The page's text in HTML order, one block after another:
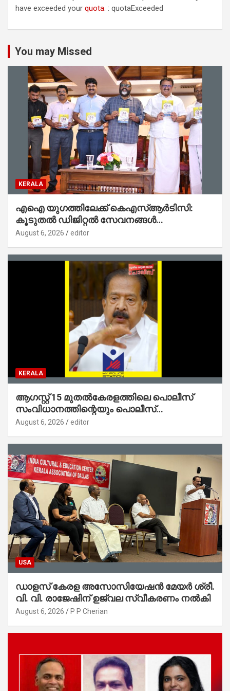
have exceeded your quota . : quotaExceeded
You may Missed
KERALA
എഐ യുഗത്തിലേക്ക് കെഎസ്ആർടിസി:
കൂടുതൽ ഡിജിറ്റൽ സേവനങ്ങൾ
ജനങ്ങളിലേക്കെത്തിക്കും – മന്ത്രി സി പി
August 6, 2026 editor
KERALA
ആഗസ്റ്റ് 15 മുതല്‍കേരളത്തിലെ പൊലീസ്
സംവിധാനത്തിന്റെയും പൊലീസ്
സ്റ്റേഷനുകളുടെയും മുഖഛായ മാറുകയാണ് :
August 6, 2026 editor
USA
ഡാളസ് കേരള അസോസിയേഷൻ മേയർ ശ്രീ.
വി. വി. രാജേഷിന് ഉജ്വല സ്വീകരണം നൽകി
August 6, 2026 P P Cherian